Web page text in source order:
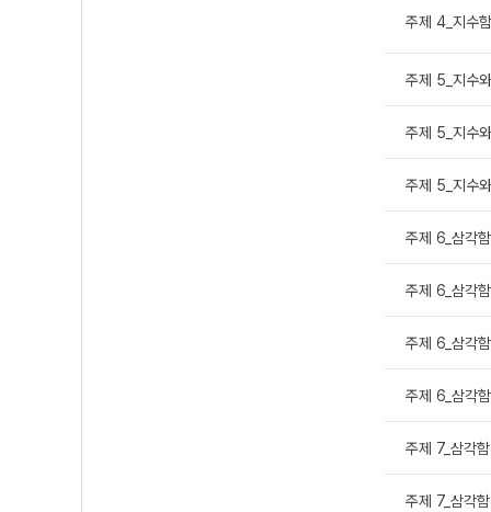
주제 4_지수
주제 5_지수
주제 5_지수
주제 5_지수
주제 6_삼각
주제 6_삼각
주제 6_삼각
주제 6_삼각
주제 7_삼각
주제 7_삼각